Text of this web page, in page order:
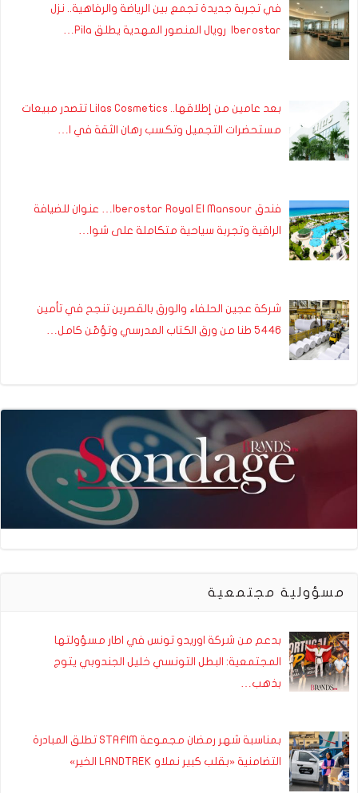
في تجربة جديدة تجمع بين الرياضة والرفاهية.. نزل
Iberostar رويال المنصور المهدية يطلق Pila…
بعد عامين من إطلاقها.. Lilas Cosmetics تتصدر مبيعات
مستحضرات التجميل وتكسب رهان الثقة في ا…
فندق Iberostar Royal El Mansour… عنوان للضيافة
الراقية وتجربة سياحية متكاملة على شوا…
شركة عجين الحلفاء والورق بالقصرين تنجح في تأمين
5446 طنا من ورق الكتاب المدرسي وتؤمّن كامل…
مسؤولية مجتمعية
بدعم من شركة اوريدو تونس في اطار مسؤولتها
المجتمعية: البطل التونسي خليل الجندوبي يتوج
بذهب…
بمناسبة شهر رمضان مجموعة STAFIM تطلق المبادرة
التضامنية «بقلب كبير نملاو LANDTREK الخير»